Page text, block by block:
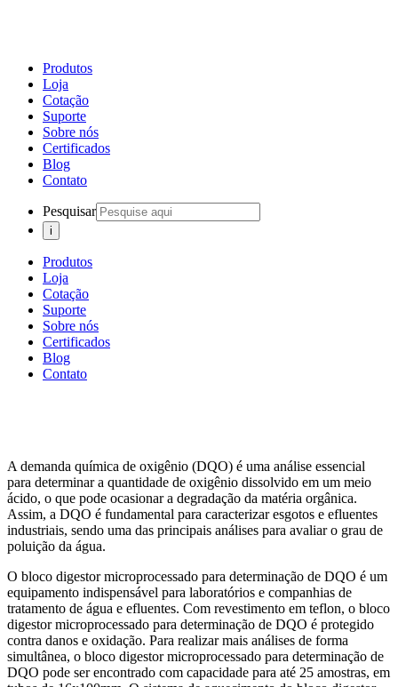
Produtos
Loja
Cotação
Suporte
Sobre nós
Certificados
Blog
Contato
Pesquisar
Produtos
Loja
Cotação
Suporte
Sobre nós
Certificados
Blog
Contato
A demanda química de oxigênio (DQO) é uma análise essencial
para determinar a quantidade de oxigênio dissolvido em um meio
ácido, o que pode ocasionar a degradação da matéria orgânica.
Assim, a DQO é fundamental para caracterizar esgotos e efluentes
industriais, sendo uma das principais análises para avaliar o grau de
poluição da água.
O bloco digestor microprocessado para determinação de DQO é um
equipamento indispensável para laboratórios e companhias de
tratamento de água e efluentes. Com revestimento em teflon, o bloco
digestor microprocessado para determinação de DQO é protegido
contra danos e oxidação. Para realizar mais análises de forma
simultânea, o bloco digestor microprocessado para determinação de
DQO pode ser encontrado com capacidade para até 25 amostras, em